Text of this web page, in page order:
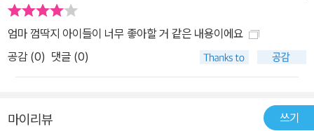
것'의 짝이 사랑스럽게 펼쳐져 있다. 이야기에 앞서 두 사람의 관계를
상징적인 이미지로 먼저 보여 준다. 또 페이지를 펼치면 밝고 다채로
떠오른다. 구름 가득한 하늘과 분홍빛 석양으로 물드는 하늘, 높이 솟
지 여러 색과 빛깔을 사용한 그림들은 매 장면마다 독자를 새로운 풍
경으로 초대한다. 따뜻하게 끓인 오트밀이나 뜨거운 샤워 물줄기의
엄마 껌딱지 아이들이 너무 좋아할 거 같은 내용이에요
공감 (0) 댓글 (0)
마이리뷰 쓰기